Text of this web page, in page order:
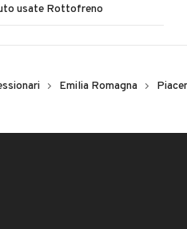
usate Rottofreno
Emilia Romagna